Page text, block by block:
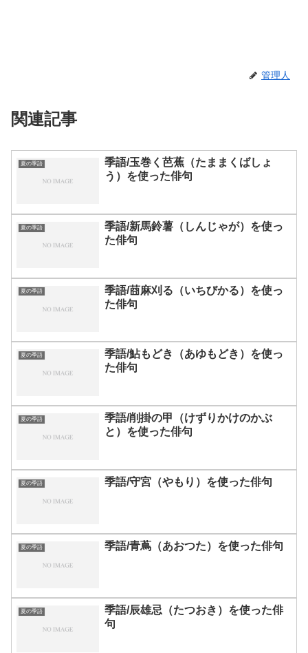
管理人
関連記事
夏の季語
季語/玉巻く芭蕉（たままくばしょ
う）を使った俳句
夏の季語
季語/新馬鈴薯（しんじゃが）を使っ
た俳句
夏の季語
季語/莔麻刈る（いちびかる）を使っ
た俳句
夏の季語
季語/鮎もどき（あゆもどき）を使っ
た俳句
夏の季語
季語/削掛の甲（けずりかけのかぶ
と）を使った俳句
夏の季語 季語/守宮（やもり）を使った俳句
夏の季語 季語/青蔦（あおつた）を使った俳句
夏の季語
季語/辰雄忌（たつおき）を使った俳
句